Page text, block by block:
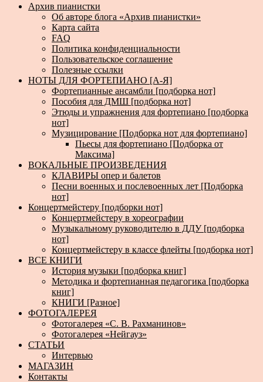
Архив пианистки
Об авторе блога «Архив пианистки»
Карта сайта
FAQ
Политика конфиденциальности
Пользовательское соглашение
Полезные ссылки
НОТЫ ДЛЯ ФОРТЕПИАНО [А-Я]
Фортепианные ансамбли [подборка нот]
Пособия для ДМШ [подборка нот]
Этюды и упражнения для фортепиано [подборка
нот]
Музицирование [Подборка нот для фортепиано]
Пьесы для фортепиано [Подборка от
Максима]
ВОКАЛЬНЫЕ ПРОИЗВЕДЕНИЯ
КЛАВИРЫ опер и балетов
Песни военных и послевоенных лет [Подборка
нот]
Концертмейстеру [подборки нот]
Концертмейстеру в хореографии
Музыкальному руководителю в ДДУ [подборка
нот]
Концертмейстеру в классе флейты [подборка нот]
ВСЕ КНИГИ
История музыки [подборка книг]
Методика и фортепианная педагогика [подборка
книг]
КНИГИ [Разное]
ФОТОГАЛЕРЕЯ
Фотогалерея «С. В. Рахманинов»
Фотогалерея «Нейгауз»
СТАТЬИ
Интервью
МАГАЗИН
Контакты